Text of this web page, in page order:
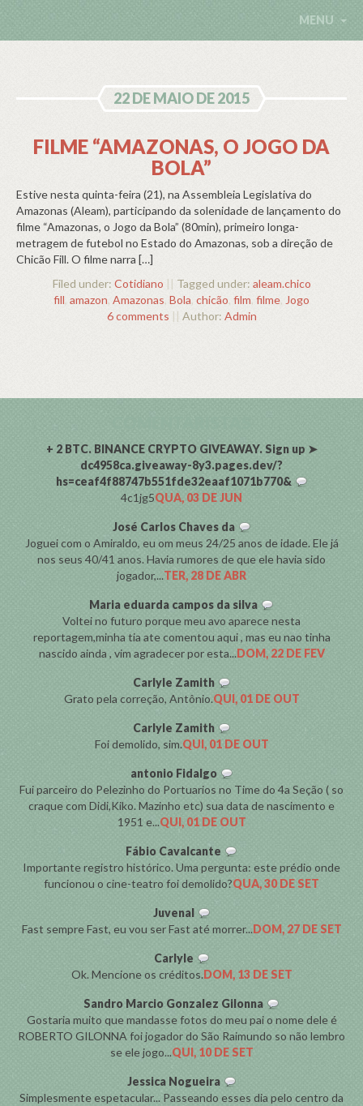
MENU
22 DE MAIO DE 2015
FILME “AMAZONAS, O JOGO DA
BOLA”
Estive nesta quinta-feira (21), na Assembleia Legislativa do
Amazonas (Aleam), participando da solenidade de lançamento do
filme “Amazonas, o Jogo da Bola” (80min), primeiro longa-
metragem de futebol no Estado do Amazonas, sob a direção de
Chicão Fill. O filme narra […]
Filed under: Cotidiano || Tagged under: aleam.chico
fill, amazon, Amazonas, Bola, chicão, film, filme, Jogo
6 comments || Author: Admin
+ 2 BTC. BINANCE CRYPTO GIVEAWAY. Sign up ➤
dc4958ca.giveaway-8y3.pages.dev/?
hs=ceaf4f88747b551fde32eaaf1071b770&
4c1jg5QUA, 03 DE JUN
José Carlos Chaves da
Joguei com o Amiraldo, eu om meus 24/25 anos de idade. Ele já
nos seus 40/41 anos. Havia rumores de que ele havia sido
jogador,...TER, 28 DE ABR
Maria eduarda campos da silva
Voltei no futuro porque meu avo aparece nesta
reportagem,minha tia ate comentou aqui , mas eu nao tinha
nascido ainda , vim agradecer por esta...DOM, 22 DE FEV
Carlyle Zamith
Grato pela correção, Antônio.QUI, 01 DE OUT
Carlyle Zamith
Foi demolido, sim.QUI, 01 DE OUT
antonio Fidalgo
Fui parceiro do Pelezinho do Portuarios no Time do 4a Seção ( so
craque com Didi,Kiko. Mazinho etc) sua data de nascimento e
1951 e...QUI, 01 DE OUT
Fábio Cavalcante
Importante registro histórico. Uma pergunta: este prédio onde
funcionou o cine-teatro foi demolido?QUA, 30 DE SET
Juvenal
Fast sempre Fast, eu vou ser Fast até morrer...DOM, 27 DE SET
Carlyle
Ok. Mencione os créditos.DOM, 13 DE SET
Sandro Marcio Gonzalez Gilonna
Gostaria muito que mandasse fotos do meu pai o nome dele é
ROBERTO GILONNA foi jogador do São Raimundo so não lembro
se ele jogo...QUI, 10 DE SET
Jessica Nogueira
Simplesmente espetacular... Passeando esses dia pelo centro da